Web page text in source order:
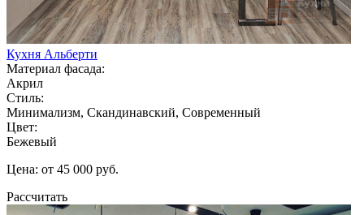
Кухня Альберти
Материал фасада:
Акрил
Стиль:
Минимализм, Скандинавский, Современный
Цвет:
Бежевый
Цена: от 45 000 руб.
Рассчитать